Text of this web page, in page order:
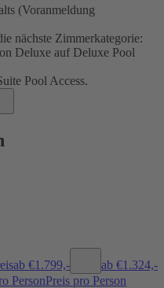
(Voranmeldung
nächste Zimmerkategorie:
Deluxe auf Deluxe Pool
Pool Access.
ab €1.799,- ab €1.324,-
PersonPreis pro Person